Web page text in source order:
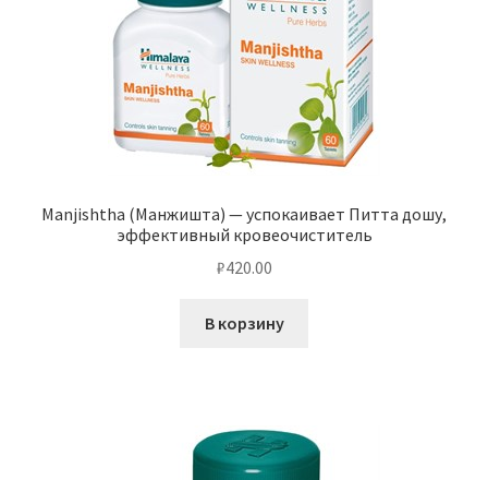
Manjishtha (Манжишта) — успокаивает Питта дошу,
эффективный кровеочиститель
₽420.00
В корзину